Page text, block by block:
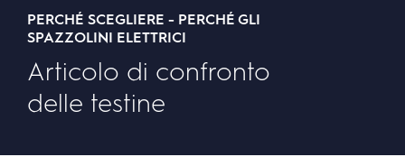
PERCHÉ SCEGLIERE - PERCHÉ GLI
SPAZZOLINI ELETTRICI
Articolo di confronto
delle testine